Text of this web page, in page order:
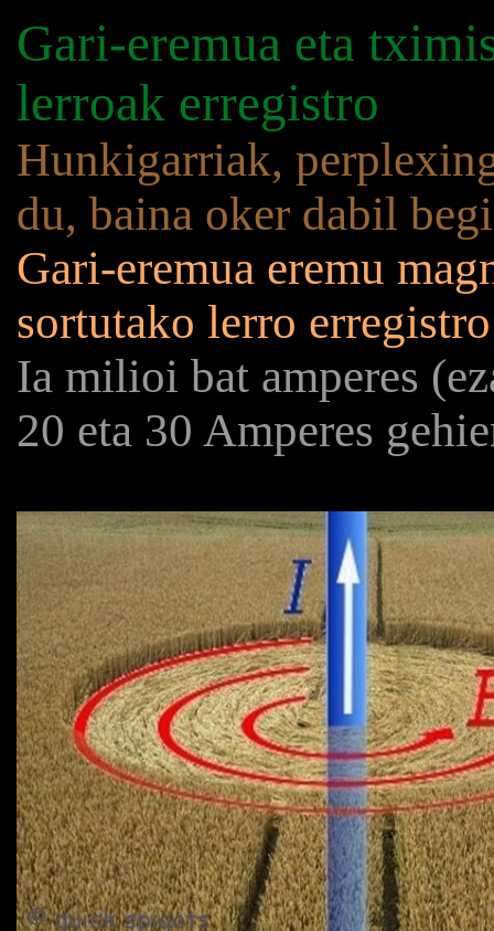
Gari-eremua eta
lerroak erregistro
Hunkigarriak,
du, baina oker dabil
Gari-eremua eremu
sortutako lerro erregistro
Ia milioi bat amperes
20 eta 30 Amperes